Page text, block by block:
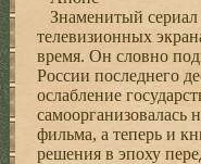
Знаменитый сериал
телевизионных
время. Он словно
России последнего
ослабление
самоорганизовалась
фильма, а теперь и
решения в эпоху